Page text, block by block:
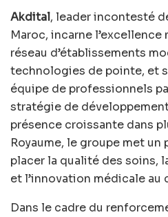
Akdital, leader incontesté
Maroc, incarne l’excellence
réseau d’établissements
technologies de pointe, et
équipe de professionnels
stratégie de
présence croissante dans
Royaume, le groupe met un
placer la qualité des soins,
et l’innovation médicale
Dans le cadre du